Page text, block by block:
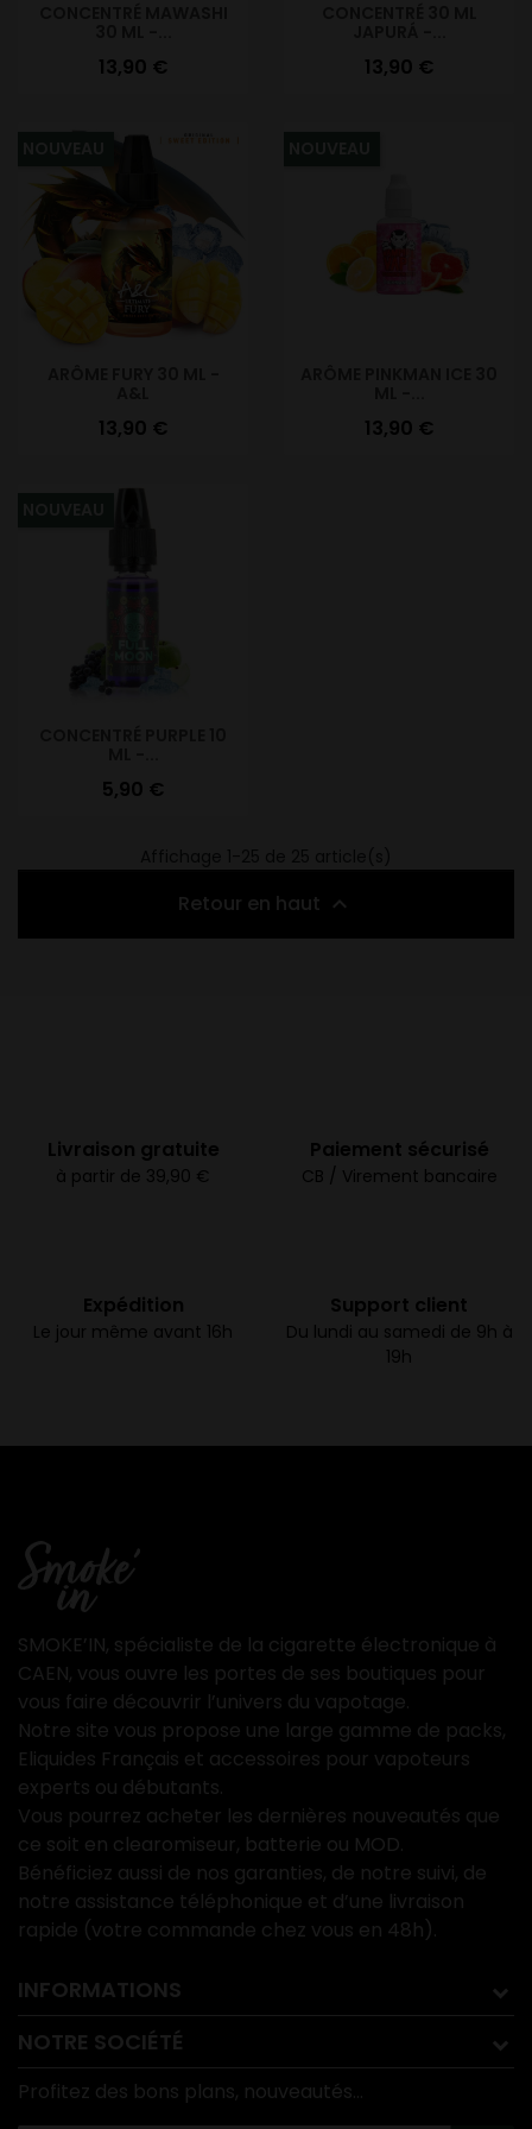
Prix
13,90 € Prix
13,90 €
Prix
13,90 € Prix
13,90 €
Prix
5,90 €
Retour en haut 
Livraison gratuite
à partir de 39,90 €
Paiement sécurisé
CB / Virement bancaire
Expédition
Le jour même avant 16h
Support client
Du lundi au samedi de 9h à
19h
SMOKE’IN, spécialiste de la cigarette électronique à
CAEN, vous ouvre les portes de ses boutiques pour
vous faire découvrir l’univers du vapotage.
Notre site vous propose une large gamme de packs,
Eliquides Français et accessoires pour vapoteurs
experts ou débutants.
Vous pourrez acheter les dernières nouveautés que
ce soit en clearomiseur, batterie ou MOD.
Bénéficiez aussi de nos garanties, de notre suivi, de
notre assistance téléphonique et d’une livraison
rapide (votre commande chez vous en 48h).
INFORMATIONS
NOTRE SOCIÉTÉ
Profitez des bons plans, nouveautés...